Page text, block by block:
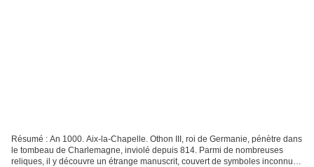
Résumé : An 1000. Aix-la-Chapelle. Othon III, roi de Germanie, pénètre dans
le tombeau de Charlemagne, inviolé depuis 814. Parmi de nombreuses
reliques, il y découvre un étrange manuscrit, couvert de symboles inconnus.